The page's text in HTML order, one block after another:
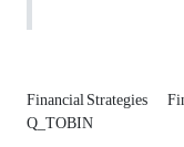
Financial Strategies
Q_TOBIN